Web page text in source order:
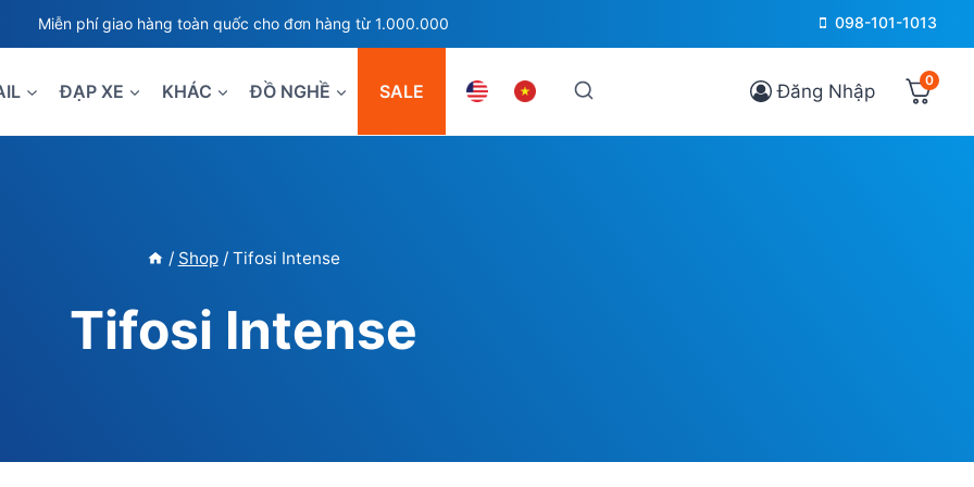
Miễn phí giao hàng toàn quốc cho đơn hàng từ 1.000.000 098-101-1013
ĐẠP XE KHÁC ĐỒ NGHỀ SALE Đăng Nhập 0
/ Shop / Tifosi Intense
Tifosi Intense